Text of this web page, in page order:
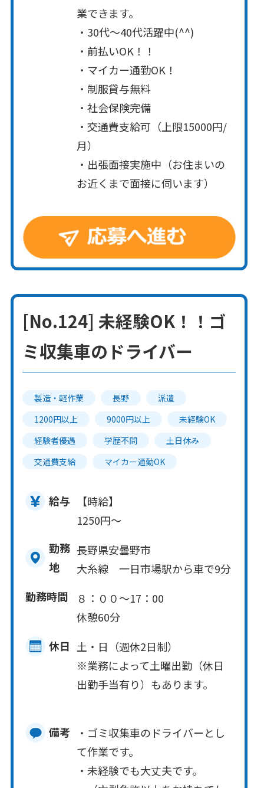
業できます。
・30代～40代活躍中(^^)
・前払いOK！！
・マイカー通勤OK！
・制服貸与無料
・社会保険完備
・交通費支給可（上限15000円/
月）
・出張面接実施中（お住まいの
お近くまで面接に伺います）
[No.124] 未経験OK！！ゴ
ミ収集車のドライバー
製造・軽作業 長野
派遣
1200円以上
9000円以上
未経験OK
経験者優遇
学歴不問
土日休み
交通費支給
マイカー通勤OK
給与
【時給】
1250円～
勤務
地
長野県安曇野市
大糸線 一日市場駅から車で9分
勤務時間
８：００～17：00
休憩60分
休日 土・日（週休2日制）
※業務によって土曜出勤（休日
出勤手当有り）もあります。
備考
・ゴミ収集車のドライバーとし
て作業です。
・未経験でも大丈夫です。